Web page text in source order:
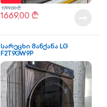
1669,00 ₾
1799,00₾
სარეცხი მანქანა LG
F2T9GW9P